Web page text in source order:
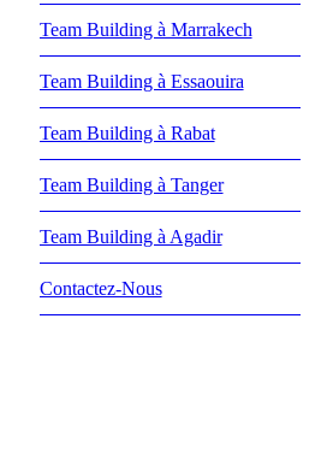
Team Building à Marrakech
Team Building à Essaouira
Team Building à Rabat
Team Building à Tanger
Team Building à Agadir
Contactez-Nous